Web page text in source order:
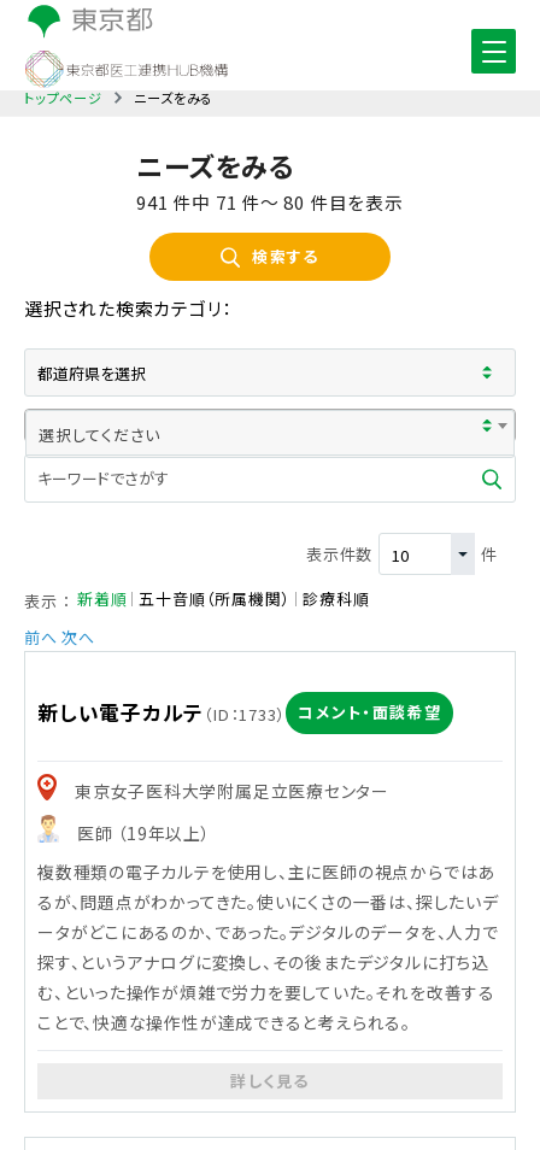
トップページ ニーズをみる
ニーズをみる
941 件中 71 件〜 80 件目を表示
検索する
選択された検索カテゴリ：
選択してください
表示 ： 新着順 五十音順（所属機関） 診療科順
表示件数 件
前へ 次へ
新しい電子カルテ （ID：1733） コメント・面談希望
東京女子医科大学附属足立医療センター
医師 （19年以上）
複数種類の電子カルテを使用し、主に医師の視点からではあ
るが、問題点がわかってきた。使いにくさの一番は、探したいデ
ータがどこにあるのか、であった。デジタルのデータを、人力で
探す、というアナログに変換し、その後またデジタルに打ち込
む、といった操作が煩雑で労力を要していた。それを改善する
ことで、快適な操作性が達成できると考えられる。
デバイスが使われる疾患等の名称・概要
詳しく見る